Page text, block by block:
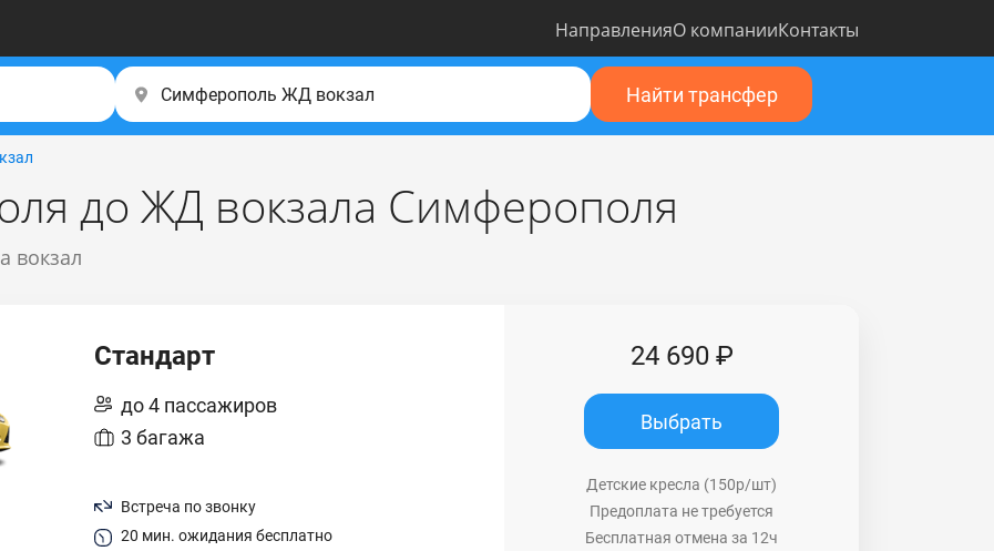
НаправленияО компанииКонтакты
Найти трансфер
до ЖД вокзала Симферополя
вокзал
Стандарт
до 4 пассажиров
3 багажа
Встреча по звонку
20 мин. ожидания бесплатно
24 690 ₽
Выбрать
Детские кресла (150р/шт)
Предоплата не требуется
Бесплатная отмена за 12ч